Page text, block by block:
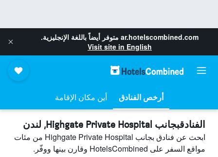
ar.hotelscombined.com متوفر أيضاً باللغة الإنجليزية.
Visit site in English
أرخص الفنادق أين مكان الإقامة
الفنادقبجانب Highgate Private Hospital, لندن
ابحث عن فنادق بجانب Highgate Private Hospital من مئات
مواقع السفر على HotelsCombined وقارن بينها ووفّر.